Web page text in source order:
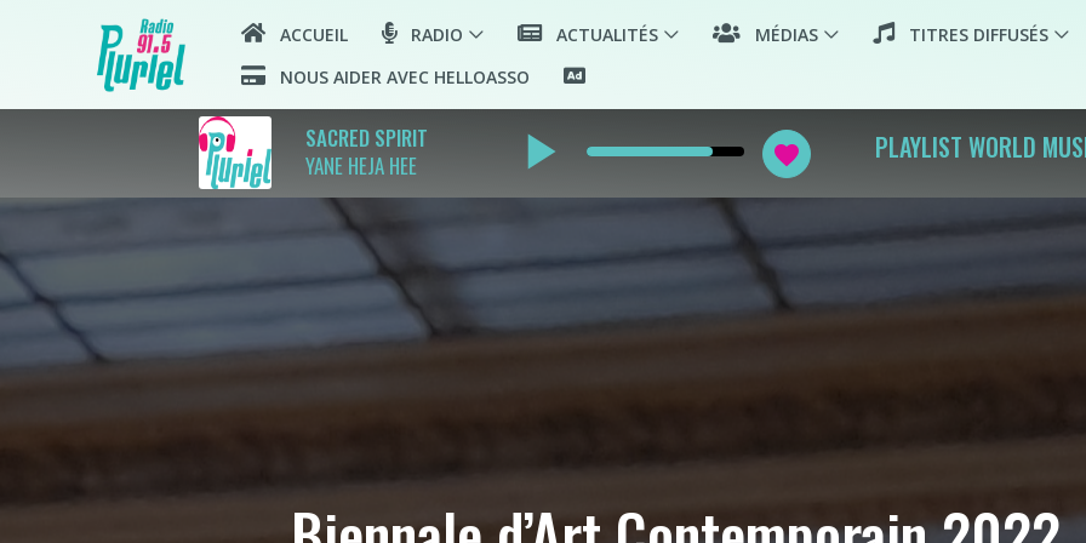
ACCUEIL RADIO ACTUALITÉS MÉDIAS TITRES DIFFUSÉS
NOUS AIDER AVEC HELLOASSO
SACRED SPIRIT
YANE HEJA HEE
play_arrow favorite PLAYLIST WORLD